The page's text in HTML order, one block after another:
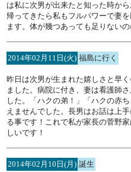
は私に次男が出来たと知った時か
帰ってきたら私もフルパワーで妻
ます。体が幾つあっても足りない
2014年02月11日(火) 福島に行く
昨日は次男が生まれた嬉しさと早
ました。病院に付き、妻は看護師
した。「ハクの弟！」「ハクの赤
えませんでした。長男はお話は上
る事です！これで私が家長の菅野
しいです！
2014年02月10日(月) 誕生